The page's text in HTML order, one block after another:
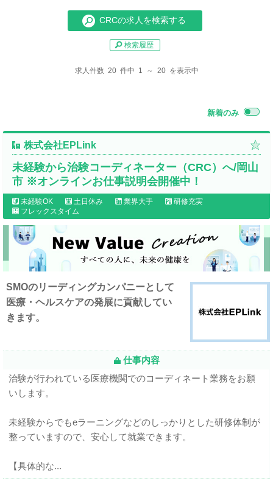
検索履歴
求人件数 20 件中 1 ～ 20 を表示中
新着のみ
株式会社EPLink
未経験から治験コーディネーター（CRC）へ/岡山
市 ※オンラインお仕事説明会開催中！
未経験OK 土日休み 業界大手
研修充実
フレックスタイム
SMOのリーディングカンパニーとして
医療・ヘルスケアの発展に貢献してい
きます。
仕事内容
治験が行われている医療機関でのコーディネート業務をお願
いします。
未経験からでもeラーニングなどのしっかりとした研修体制が
整っていますので、安心して就業できます。
【具体的な...